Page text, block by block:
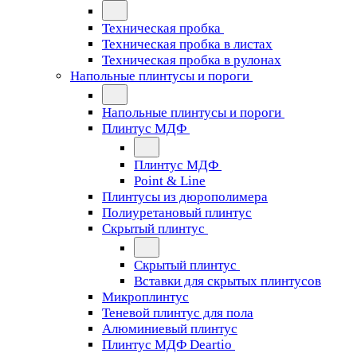
Техническая пробка
Техническая пробка в листах
Техническая пробка в рулонах
Напольные плинтусы и пороги
Напольные плинтусы и пороги
Плинтус МДФ
Плинтус МДФ
Point & Line
Плинтусы из дюрополимера
Полиуретановый плинтус
Скрытый плинтус
Скрытый плинтус
Вставки для скрытых плинтусов
Микроплинтус
Теневой плинтус для пола
Алюминиевый плинтус
Плинтус МДФ Deartio